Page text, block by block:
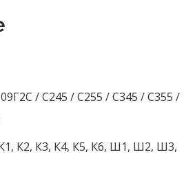
/ С245 / С255 / С345 / С355 /
К2, К3, К4, К5, К6, Ш1, Ш2, Ш3,